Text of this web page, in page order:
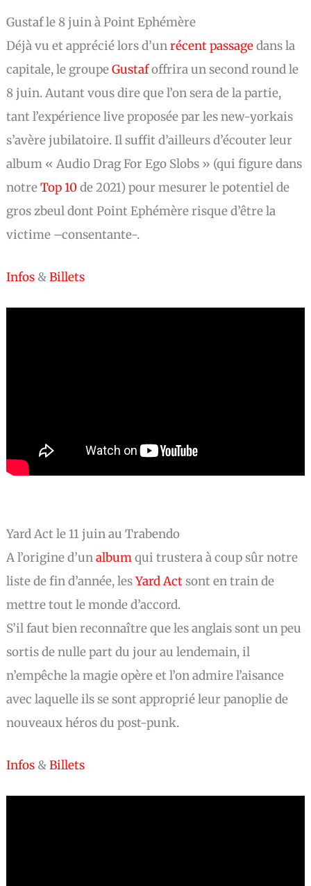
Gustaf le 8 juin à Point Ephémère
Déjà vu et apprécié lors d’unrécent passagedans la
capitale, le groupeGustafoffrira un second round le
8 juin. Autant vous dire que l’on sera de la partie,
tant l’expérience live proposée par les new-yorkais
s’avère jubilatoire. Il suffit d’ailleurs d’écouter leur
album « Audio Drag For Ego Slobs » (qui figure dans
notreTop 10 de 2021) pour mesurer le potentiel de
gros zbeul dont Point Ephémère risque d’être la
victime –consentante-.
Infos &Billets
Yard Act le 11 juin au Trabendo
A l’origine d’unalbumqui trustera à coup sûr notre
liste de fin d’année, lesYard Actsont en train de
mettre tout le monde d’accord.
S’il faut bien reconnaître que les anglais sont un peu
sortis de nulle part du jour au lendemain, il
n’empêche la magie opère et l’on admire l’aisance
avec laquelle ils se sont approprié leur panoplie de
nouveaux héros du post-punk.
Infos &Billets